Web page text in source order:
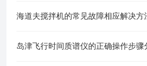
海道夫搅拌机的常见故障相应解决方
岛津飞行时间质谱仪的正确操作步骤